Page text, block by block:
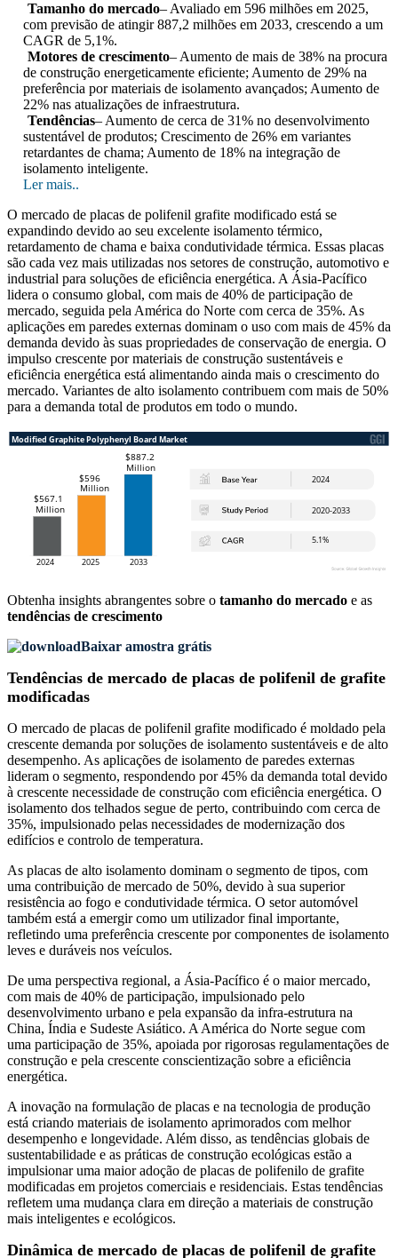
Tamanho do mercado– Avaliado em 596 milhões em 2025,
com previsão de atingir 887,2 milhões em 2033, crescendo a um
CAGR de 5,1%.
Motores de crescimento– Aumento de mais de 38% na procura
de construção energeticamente eficiente; Aumento de 29% na
preferência por materiais de isolamento avançados; Aumento de
22% nas atualizações de infraestrutura.
Tendências– Aumento de cerca de 31% no desenvolvimento
sustentável de produtos; Crescimento de 26% em variantes
retardantes de chama; Aumento de 18% na integração de
isolamento inteligente.
Ler mais..
O mercado de placas de polifenil grafite modificado está se
expandindo devido ao seu excelente isolamento térmico,
retardamento de chama e baixa condutividade térmica. Essas placas
são cada vez mais utilizadas nos setores de construção, automotivo e
industrial para soluções de eficiência energética. A Ásia-Pacífico
lidera o consumo global, com mais de 40% de participação de
mercado, seguida pela América do Norte com cerca de 35%. As
aplicações em paredes externas dominam o uso com mais de 45% da
demanda devido às suas propriedades de conservação de energia. O
impulso crescente por materiais de construção sustentáveis ​​e
eficiência energética está alimentando ainda mais o crescimento do
mercado. Variantes de alto isolamento contribuem com mais de 50%
para a demanda total de produtos em todo o mundo.
Obtenha insights abrangentes sobre o tamanho do mercado e as
tendências de crescimento
Baixar amostra grátis
Tendências de mercado de placas de polifenil de grafite
modificadas
O mercado de placas de polifenil grafite modificado é moldado pela
crescente demanda por soluções de isolamento sustentáveis ​​e de alto
desempenho. As aplicações de isolamento de paredes externas
lideram o segmento, respondendo por 45% da demanda total devido
à crescente necessidade de construção com eficiência energética. O
isolamento dos telhados segue de perto, contribuindo com cerca de
35%, impulsionado pelas necessidades de modernização dos
edifícios e controlo de temperatura.
As placas de alto isolamento dominam o segmento de tipos, com
uma contribuição de mercado de 50%, devido à sua superior
resistência ao fogo e condutividade térmica. O setor automóvel
também está a emergir como um utilizador final importante,
refletindo uma preferência crescente por componentes de isolamento
leves e duráveis ​​nos veículos.
De uma perspectiva regional, a Ásia-Pacífico é o maior mercado,
com mais de 40% de participação, impulsionado pelo
desenvolvimento urbano e pela expansão da infra-estrutura na
China, Índia e Sudeste Asiático. A América do Norte segue com
uma participação de 35%, apoiada por rigorosas regulamentações de
construção e pela crescente conscientização sobre a eficiência
energética.
A inovação na formulação de placas e na tecnologia de produção
está criando materiais de isolamento aprimorados com melhor
desempenho e longevidade. Além disso, as tendências globais de
sustentabilidade e as práticas de construção ecológicas estão a
impulsionar uma maior adoção de placas de polifenilo de grafite
modificadas em projetos comerciais e residenciais. Estas tendências
refletem uma mudança clara em direção a materiais de construção
mais inteligentes e ecológicos.
Dinâmica de mercado de placas de polifenil de grafite